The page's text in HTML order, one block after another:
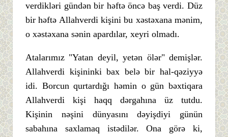
verdikləri gündən bir həftə öncə baş verdi. Düz
bir həftə Allahverdi kişini bu xəstəxana mənim,
o xəstəxana sənin apardılar, xeyri olmadı.
Atalarımız "Yatan deyil, yetən ölər" demişlər.
Allahverdi kişininki bax belə bir hal-qəziyyə
idi. Borcun qurtardığı həmin o gün bəxtiqara
Allahverdi kişi haqq dərgahına üz tutdu.
Kişinin nəşini dünyasını dəyişdiyi günün
sabahına saxlamaq istədilər. Ona görə ki,